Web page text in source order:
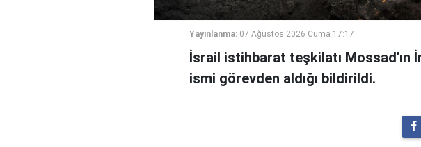
Yayınlanma: 07 Ağustos 2026 Cuma 17:17
İsrail istihbarat teşkilatı Mossad'ın
ismi görevden aldığı bildirildi.